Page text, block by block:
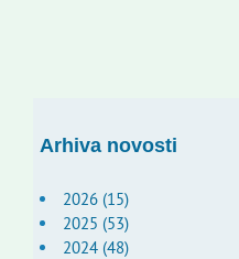
Arhiva novosti
2026 (15)
2025 (53)
2024 (48)